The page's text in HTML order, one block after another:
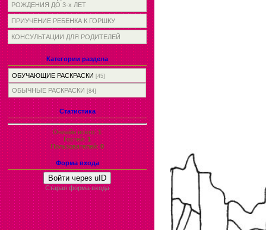
РОЖДЕНИЯ ДО 3-х ЛЕТ
ПРИУЧЕНИЕ РЕБЕНКА К ГОРШКУ
КОНСУЛЬТАЦИИ ДЛЯ РОДИТЕЛЕЙ
Категории раздела
ОБУЧАЮЩИЕ РАСКРАСКИ [45]
ОБЫЧНЫЕ РАСКРАСКИ [84]
Статистика
Онлайн всего:1
Гостей:1
Пользователей:0
Форма входа
Войти через uID
Старая форма входа